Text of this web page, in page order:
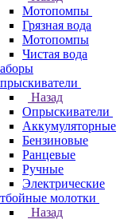
Мотопомпы
Грязная вода
Мотопомпы
Чистая вода
Назад
Опрыскиватели
Аккумуляторные
Бензиновые
Ранцевые
Ручные
Электрические
молотки
Назад